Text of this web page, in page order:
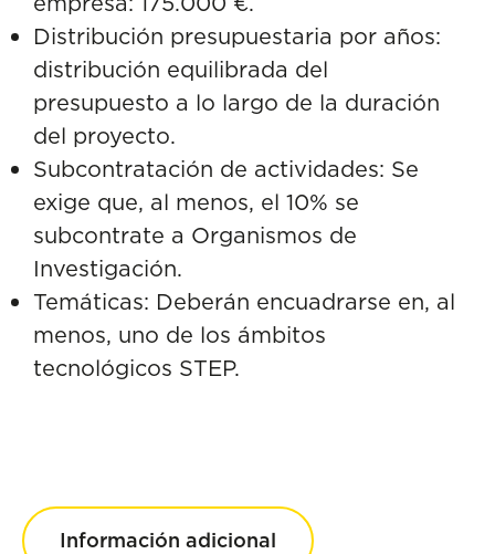
Distribución presupuestaria por años:
distribución equilibrada del
presupuesto a lo largo de la duración
del proyecto.
Subcontratación de actividades: Se
exige que, al menos, el 10% se
subcontrate a Organismos de
Investigación.
Temáticas: Deberán encuadrarse en, al
menos, uno de los ámbitos
tecnológicos STEP.
Información adicional